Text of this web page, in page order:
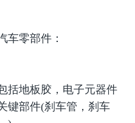
零部件：
地板胶，电子元器件
键部件(刹车管，刹车